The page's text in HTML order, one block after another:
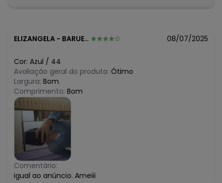
ELIZANGELA - BARUERI - SP 08/07/2025
Cor: Azul / 44
Avaliação geral do produto: Ótimo
Largura: Bom
Comprimento: Bom
Comentário:
igual ao anúncio. Ameiii